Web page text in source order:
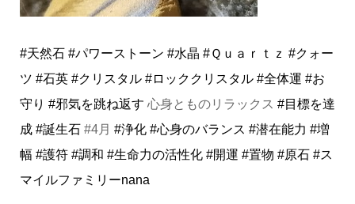
#天然石 #パワーストーン #水晶 #Ｑｕａｒｔｚ #クォー
ツ #石英 #クリスタル #ロッククリスタル #全体運 #お
守り #邪気を跳ね返す 心身とものリラックス #目標を達
成 #誕生石#4月 #浄化 #心身のバランス #潜在能力 #増
幅 #護符 #調和 #生命力の活性化 #開運 #置物 #原石 #ス
マイルファミリーnana